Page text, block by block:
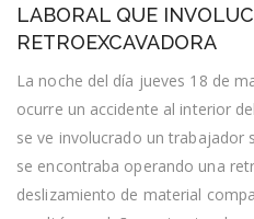
LABORAL QUE
RETROEXCAVADORA
La noche del día jueves 18 de
ocurre un accidente al interior
se ve involucrado un trabajador
se encontraba operando una
deslizamiento de material